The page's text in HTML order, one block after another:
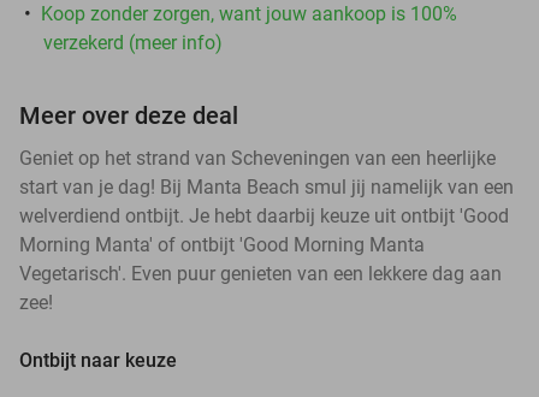
Koop zonder zorgen, want jouw aankoop is 100%
verzekerd (meer info)
Meer over deze deal
Geniet op het strand van Scheveningen van een heerlijke
start van je dag! Bij Manta Beach smul jij namelijk van een
welverdiend ontbijt. Je hebt daarbij keuze uit ontbijt 'Good
Morning Manta' of ontbijt 'Good Morning Manta
Vegetarisch'. Even puur genieten van een lekkere dag aan
zee!
Ontbijt naar keuze